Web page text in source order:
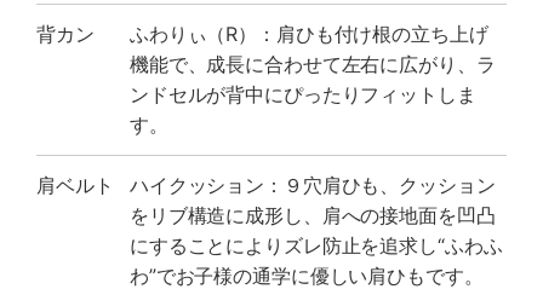
背カン
ふわりぃ（R）：肩ひも付け根の立ち上げ
機能で、成長に合わせて左右に広がり、ラ
ンドセルが背中にぴったりフィットしま
す。
肩ベルト
ハイクッション：９穴肩ひも、クッション
をリブ構造に成形し、肩への接地面を凹凸
にすることによりズレ防止を追求し“ふわふ
わ”でお子様の通学に優しい肩ひもです。